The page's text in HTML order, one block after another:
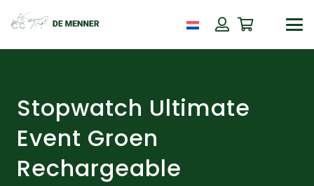
Stopwatch Ultimate
Event Groen
Rechargeable